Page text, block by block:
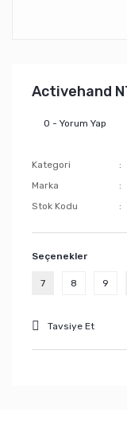
Activehand
0 - Yorum Yap
Kategori
Marka
Stok Kodu
Seçenekler
7 8 9
Tavsiye Et